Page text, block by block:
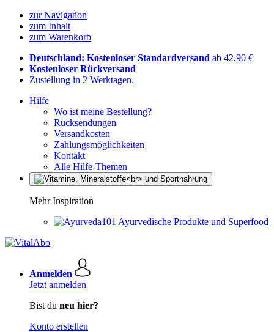
zur Navigation
zum Inhalt
zum Warenkorb
Deutschland: Kostenloser Standardversand ab 42,90 €
Kostenloser Rückversand
Zustellung in 2 Werktagen.
Hilfe
Wo ist meine Bestellung?
Rücksendungen
Versandkosten
Zahlungsmöglichkeiten
Kontakt
Alle Hilfe-Themen
Mehr Inspiration
Ayurvedische Produkte und Superfood
Anmelden
Jetzt anmelden
Bist du neu hier?
Konto erstellen